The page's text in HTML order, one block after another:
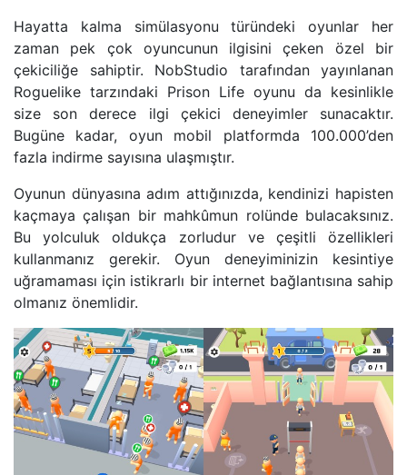
Hayatta kalma simülasyonu türündeki oyunlar her
zaman pek çok oyuncunun ilgisini çeken özel bir
çekiciliğe sahiptir. NobStudio tarafından yayınlanan
Roguelike tarzındaki Prison Life oyunu da kesinlikle
size son derece ilgi çekici deneyimler sunacaktır.
Bugüne kadar, oyun mobil platformda 100.000’den
fazla indirme sayısına ulaşmıştır.
Oyunun dünyasına adım attığınızda, kendinizi hapisten
kaçmaya çalışan bir mahkûmun rolünde bulacaksınız.
Bu yolculuk oldukça zorludur ve çeşitli özellikleri
kullanmanız gerekir. Oyun deneyiminizin kesintiye
uğramaması için istikrarlı bir internet bağlantısına sahip
olmanız önemlidir.